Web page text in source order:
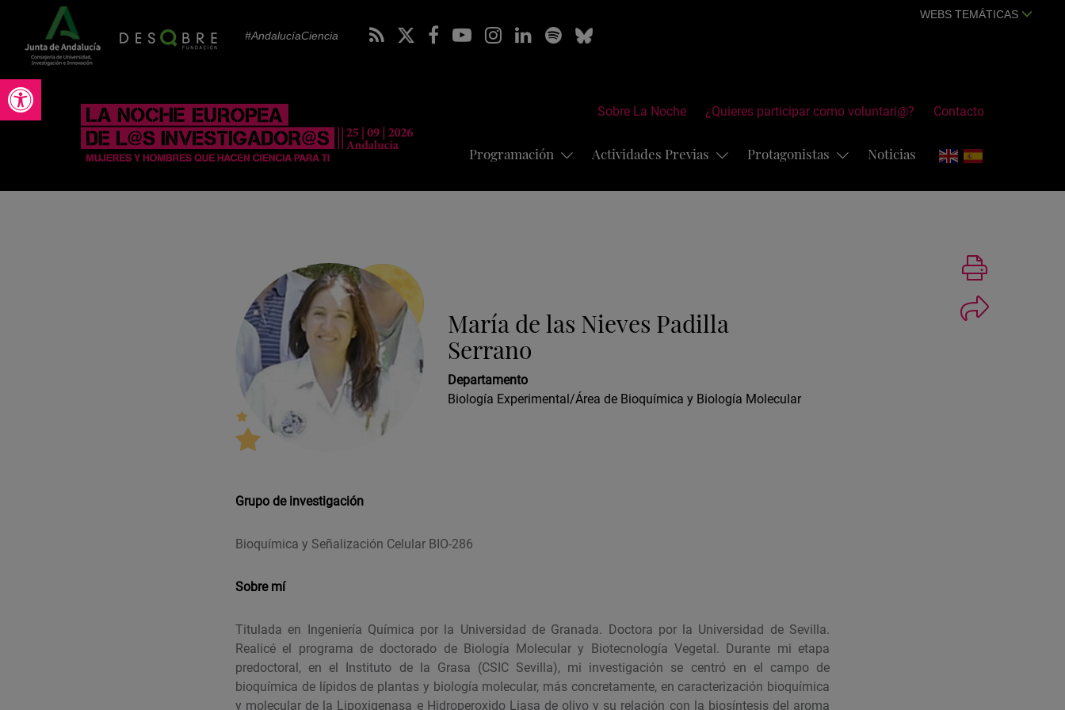
Abrir barra de herramientas
#AndalucíaCiencia
WEBS TEMÁTICAS
Sobre La Noche ¿Quieres participar como voluntari@? Contacto
Programación Actividades Previas Protagonistas Noticias
María de las Nieves Padilla
Serrano
Departamento
Biología Experimental/Área de Bioquímica y Biología Molecular
Grupo de investigación
Bioquímica y Señalización Celular BIO-286
Sobre mí
Titulada en Ingeniería Química por la Universidad de Granada. Doctora por la Universidad de Sevilla.
Realicé el programa de doctorado de Biología Molecular y Biotecnología Vegetal. Durante mi etapa
predoctoral, en el Instituto de la Grasa (CSIC Sevilla), mi investigación se centró en el campo de
bioquímica de lípidos de plantas y biología molecular, más concretamente, en caracterización bioquímica
y molecular de la Lipoxigenasa e Hidroperoxido Liasa de olivo y su relación con la biosíntesis del aroma